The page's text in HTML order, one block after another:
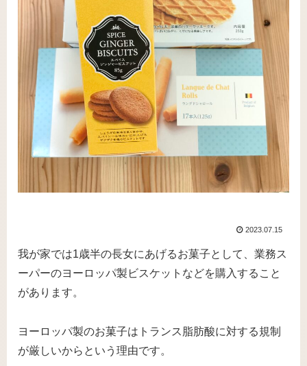
2023.07.15
我が家では1歳半の長女にあげるお菓子として、業務ス
ーパーのヨーロッパ製ビスケットなどを購入すること
があります。
ヨーロッパ製のお菓子はトランス脂肪酸に対する規制
が厳しいからという理由です。